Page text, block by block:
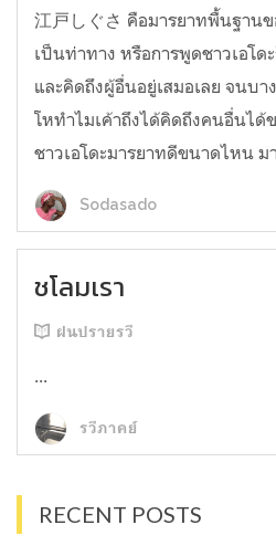
江戸しぐさ คือมารยาทพื้นฐานข
เป็นท่าทาง หรือการพูดชาวเอโด
และคิดถึงผู้อื่นอยู่เสมอเลย จนบ
โหทำไมเค้าถึงได้คิดถึงคนอื่นได้
ชาวเอโดะมารยาทดีขนาดไหน ม
Sodasado
ชโลมเรา
ฝนปรายรวี
...
รวีภาคย์
RECENT POSTS